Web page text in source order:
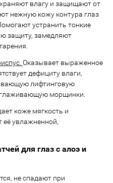
влагу и защищают от
нежную кожу контура глаз
устранить тонкие
защиту, замедляют
Оказывает выраженное
дефициту влаги,
лифтинговую
морщинки.
коже мягкость и
её увлажненной,
для глаз с алоэ и
не спадают при